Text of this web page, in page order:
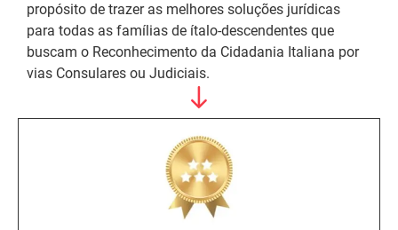
propósito de trazer as melhores soluções jurídicas
para todas as famílias de ítalo-descendentes que
buscam o Reconhecimento da Cidadania Italiana por
vias Consulares ou Judiciais.